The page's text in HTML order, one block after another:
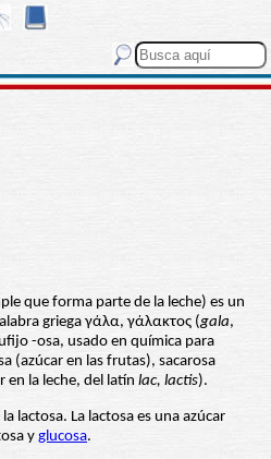
que forma parte de la leche) es un
griega γάλα, γάλακτος (gala,
-osa, usado en química para
(azúcar en las frutas), sacarosa
en la leche, del latín lac, lactis).
lactosa. La lactosa es una azúcar
y glucosa.